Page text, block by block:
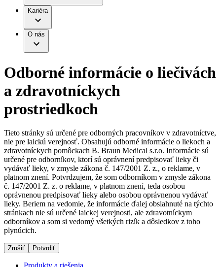
Terapie
Liečba bolesti
Mimotelové čistenie krvi
Miniinvazívna chirurgia
Neurochirurgia
Nutričná terapia
Onkológia
Prevencia a kontrola infekcií
Spinálna chirurgia
Starostlivosť o rany
Starostlivosť o stómiu
Uzatváranie rán
Riešenia
Terapie
B. Braun Avitum
Ochorenia
Služby pre pacientov
B. Braun Avitum
Dialyzačné strediská
Práca a kariéra
Naša kultúra
Vaša príležitosť
Nájdite si prácu u nás​
Objavte svoje kariérne príležitosti ​v B. Braun. Vyhľadajte náš
trh práce​ pre zaujímavé pozície na Slovensku.​
Zodpovednosť
Médiá
Tlačové správy
Kontakt
Spoločnosť
Zodpovednosť
Médiá
Kontakt
Kariéra
O nás
Odborné informácie o liečivách
a zdravotníckych
prostriedkoch
Tieto stránky sú určené pre odborných pracovníkov v zdravotníctve,
nie pre laickú verejnosť. Obsahujú odborné informácie o liekoch a
zdravotníckych pomôckach B. Braun Medical s.r.o. Informácie sú
určené pre odborníkov, ktorí sú oprávnení predpisovať lieky či
vydávať lieky, v zmysle zákona č. 147/2001 Z. z., o reklame, v
platnom znení. Potvrdzujem, že som odborníkom v zmysle zákona
č. 147/2001 Z. z. o reklame, v platnom znení, teda osobou
oprávnenou predpisovať lieky alebo osobou oprávnenou vydávať
lieky. Beriem na vedomie, že informácie ďalej obsiahnuté na týchto
stránkach nie sú určené laickej verejnosti, ale zdravotníckym
odborníkov a som si vedomý všetkých rizík a dôsledkov z toho
plynúcich.
Zrušiť Potvrdiť
Produkty a riešenia